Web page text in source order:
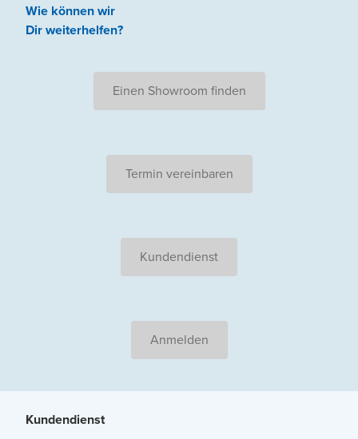
Wie können wir
Dir weiterhelfen?
Einen Showroom finden
Termin vereinbaren
Kundendienst
Anmelden
Kundendienst